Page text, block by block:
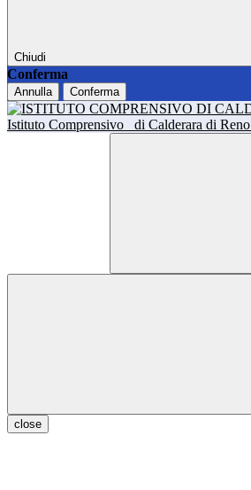
Chiudi
Conferma
Annulla Conferma
Istituto Comprensivo di Calderara di Reno
close